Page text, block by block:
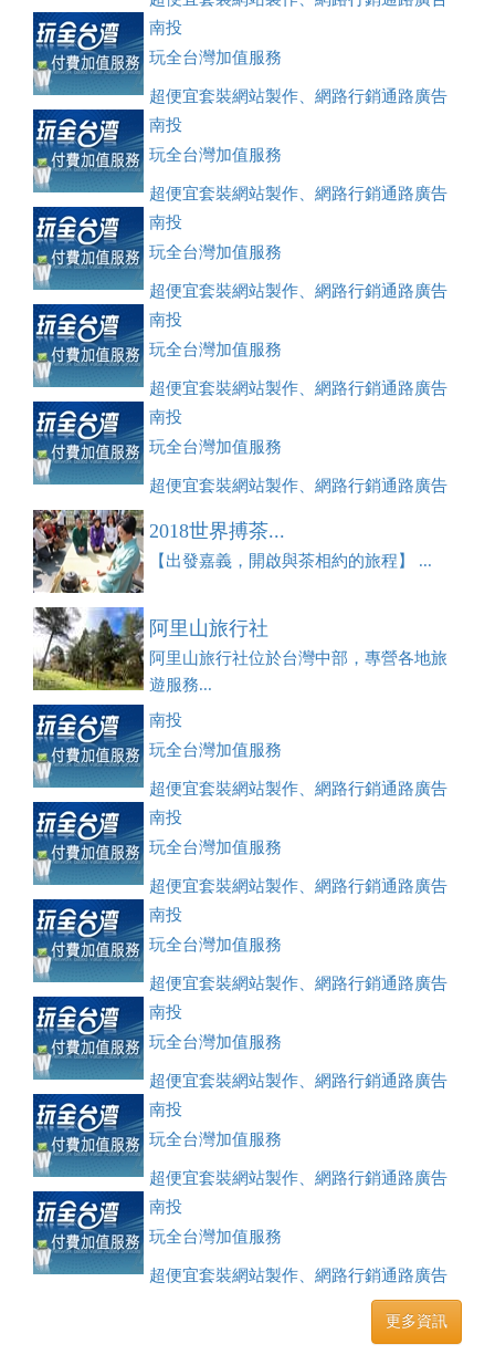
刊登、訂房系統、客房委託旅行社銷售，全面優惠中....
南投
玩全台灣加值服務
超便宜套裝網站製作、網路行銷通路廣告
刊登、訂房系統、客房委託旅行社銷售，全面優惠中....
南投
玩全台灣加值服務
超便宜套裝網站製作、網路行銷通路廣告
刊登、訂房系統、客房委託旅行社銷售，全面優惠中....
南投
玩全台灣加值服務
超便宜套裝網站製作、網路行銷通路廣告
刊登、訂房系統、客房委託旅行社銷售，全面優惠中....
南投
玩全台灣加值服務
超便宜套裝網站製作、網路行銷通路廣告
刊登、訂房系統、客房委託旅行社銷售，全面優惠中....
南投
玩全台灣加值服務
超便宜套裝網站製作、網路行銷通路廣告
刊登、訂房系統、客房委託旅行社銷售，全面優惠中....
2018世界搏茶...
【出發嘉義，開啟與茶相約的旅程】 ...
阿里山旅行社
阿里山旅行社位於台灣中部，專營各地旅
遊服務...
南投
玩全台灣加值服務
超便宜套裝網站製作、網路行銷通路廣告
刊登、訂房系統、客房委託旅行社銷售，全面優惠中....
南投
玩全台灣加值服務
超便宜套裝網站製作、網路行銷通路廣告
刊登、訂房系統、客房委託旅行社銷售，全面優惠中....
南投
玩全台灣加值服務
超便宜套裝網站製作、網路行銷通路廣告
刊登、訂房系統、客房委託旅行社銷售，全面優惠中....
南投
玩全台灣加值服務
超便宜套裝網站製作、網路行銷通路廣告
刊登、訂房系統、客房委託旅行社銷售，全面優惠中....
南投
玩全台灣加值服務
超便宜套裝網站製作、網路行銷通路廣告
刊登、訂房系統、客房委託旅行社銷售，全面優惠中....
南投
玩全台灣加值服務
超便宜套裝網站製作、網路行銷通路廣告
刊登、訂房系統、客房委託旅行社銷售，全面優惠中....
更多資訊